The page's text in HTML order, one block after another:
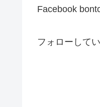
Facebook
フォローして